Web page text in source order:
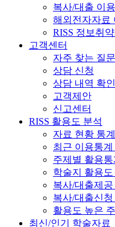
복사/대출 이
해외전자자료
RISS 정보취
고객센터
자주 찾는 질문
상담 신청
상담 내역 확인
고객제안
신고센터
RISS 활용도 분석
자료 현황 통계
최근 이용통계
주제별 활용통
학술지 활용도
복사/대출제
복사/대출신
활용도 높은 주
최신/인기 학술자료